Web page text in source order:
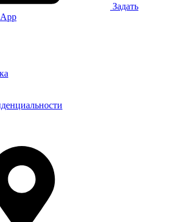
Задать